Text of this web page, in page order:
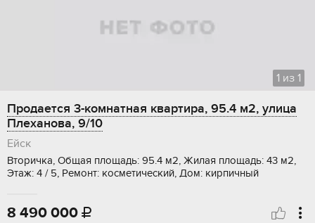
1 из 1
Продается 3-комнатная квартира, 95.4 м2, улица
Плеханова, 9/10
Ейск
Вторичка, Общая площадь: 95.4 м2, Жилая площадь: 43 м2,
Этаж: 4 / 5, Ремонт: косметический, Дом: кирпичный
8 490 000 